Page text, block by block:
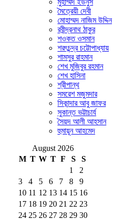
মৈত্রেয়ী দেবী
মোহাম্মদ নাজিম উদ্দিন
রবীন্দ্রনাথ ঠাকুর
শওকত ওসমান
শরৎচন্দ্র চট্টোপাধ্যায়
শামসুর রাহমান
শেখ মুজিবুর রহমান
শেখ হাসিনা
শ্রীপান্থ
সমরেশ মজুমদার
সিকান্দার আবু জাফর
সুকান্ত ভট্টাচার্য
সৈয়দ আলী আহসান
হুমায়ূন আহমেদ
August 2026
M T W T F S
S
1
2
3
4 5 6 7 8
9
10 11 12 13 14 15 16
17 18 19 20 21 22 23
24 25 26 27 28 29 30